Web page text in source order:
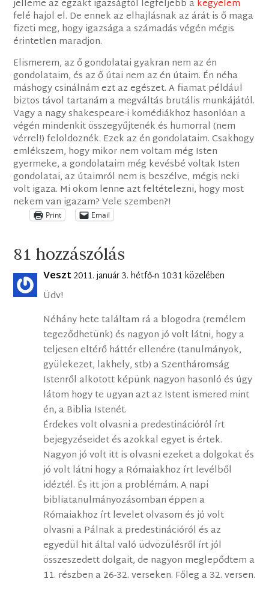
jelleme az egzakt igazságtól legfeljebb akegyelem
felé hajol el. De ennek az elhajlásnak az árát is ő maga
fizeti meg, hogy igazsága a számadás végén mégis
érintetlen maradjon.
Elismerem, az ő gondolatai gyakran nem az én
gondolataim, és az ő útai nem az én útaim. Én néha
máshogy csinálnám ezt az egészet. A fiamat például
biztos távol tartanám a megváltás brutális munkájától.
Vagy a nagy shakespeare-i komédiákhoz hasonlóan a
végén mindenkit összegyűjtenék és humorral (nem
vérrel!) feloldoznék. Ezek az én gondolataim. Csakhogy
emlékszem, hogy mikor nem voltam még Isten
gyermeke, a gondolataim még kevésbé voltak Isten
gondolatai, az útaimról nem is beszélve, mégis neki
volt igaza. Mi okom lenne azt feltételezni, hogy most
nekem van igazam? Vele szemben?!
Print Email
81 hozzászólás
Veszt2011. január 3. hétfő-n 10:31 közelében
Üdv!
Néhány hete találtam rá a blogodra (remélem
tegeződhetünk) és nagyon jó volt látni, hogy a
teljesen eltérő háttér ellenére (tanulmányok,
gyülekezet, lakhely, stb) a Szentháromság
Istenről alkotott képünk nagyon hasonló és úgy
látom hogy te ugyan azt az Istent ismered mint
én, a Biblia Istenét.
Érdekes volt olvasni a predestinációról írt
bejegyzéseidet és azokkal egyet is értek.
Nagyon jó volt itt is olvasni ezeket a dolgokat és
jó volt látni hogy a Rómaiakhoz írt levélből
idéztél. És itt jön a problémám. A napi
bibliatanulmányozásomban éppen a
Rómaiakhoz írt levelet olvasom és jó volt
olvasni a Pálnak a predestinációról és az
egyedül hit által való üdvözülésről írt jól
összeszedett dolgait, de nagyon meglepődtem a
11. részben a 26-32. verseken. Főleg a 32. versen.